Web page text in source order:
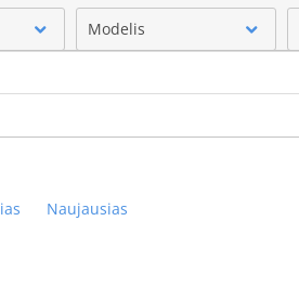
Modelis
Naujausias